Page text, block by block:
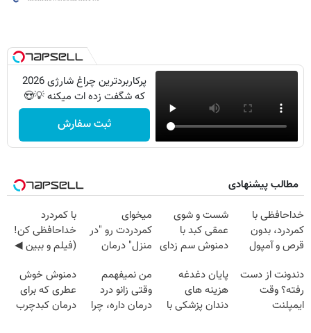
پرکاربردترین چراغ شارژی 2026
که شگفت زده ات میکنه 💡😍
ثبت سفارش
مطالب پیشنهادی
خداحافظی با
کمردرد، بدون
قرص و آمپول
شست و شوی
عمقی کبد با
دمنوش سم زدای
میخوای
کمردردت رو "در
منزل" درمان
◂پرسش‌نامه)
با کمردرد
خداحافظی کن!
(فیلم و ببین ◀
پرکن)
دندونت از دست
رفته؟ وقت
ایمپلنت
پایان دغدغه
هزینه های
دندان پزشکی با
من نمیفهمم
وقتی زانو درد
درمان داره، چرا
دمنوش خوش
عطری که برای
درمان کبدچرب